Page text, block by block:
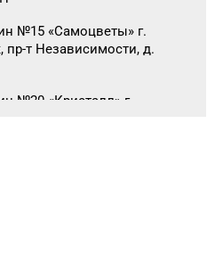
№15 «Самоцветы» г.
пр-т Независимости, д.
№20 «Кристалл» г.